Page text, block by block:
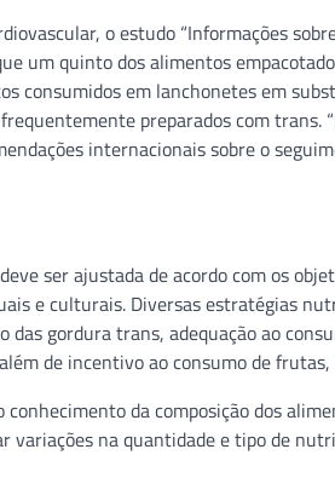
o estudo “Informações
um quinto dos alimentos
consumidos em lanchonetes em
preparados com trans.
internacionais sobre o
ser ajustada de acordo com os
e culturais. Diversas estratégias
gordura trans, adequação ao
de incentivo ao consumo de
da composição dos
variações na quantidade e tipo de